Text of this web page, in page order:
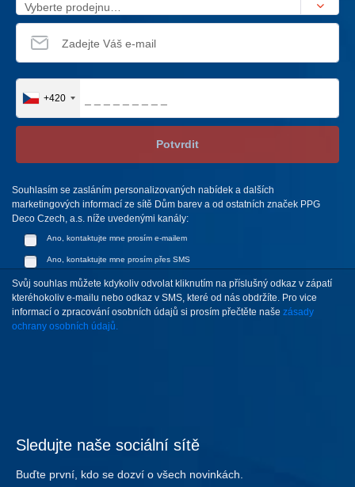
Vyberte prodejnu…
+420
Potvrdit
Souhlasím se zasláním personalizovaných nabídek a dalších
marketingových informací ze sítě Dům barev a od ostatních značek PPG
Deco Czech, a.s. níže uvedenými kanály:
Ano, kontaktujte mne prosím e-mailem
Ano, kontaktujte mne prosím přes SMS
Svůj souhlas můžete kdykoliv odvolat kliknutím na příslušný odkaz v zápatí
kteréhokoliv e-mailu nebo odkaz v SMS, které od nás obdržíte. Pro vice
informací o zpracování osobních údajů si prosím přečtěte naše zásady
ochrany osobních údajů.
Sledujte naše sociální sítě
Buďte první, kdo se dozví o všech novinkách.